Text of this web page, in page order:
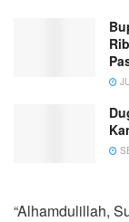
“Alhamdulillah,